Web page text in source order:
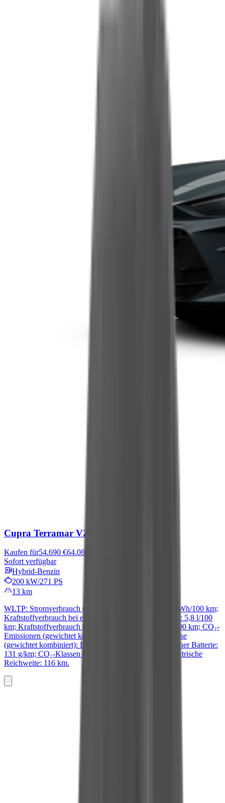
Cupra Terramar VZ
Kaufen für54.690 €64.085 €
Sofort verfügbar
Hybrid-Benzin
200 kW/271 PS
13 km
WLTP: Stromverbrauch (gewichtet kombiniert): 13,9 kWh/100 km;
Kraftstoffverbrauch bei entladener Batterie (kombiniert): 5,8 l/100
km; Kraftstoffverbrauch (gewichtet kombiniert): 1,7 l/100 km; CO₂-
Emissionen (gewichtet kombiniert): 38 g/km; CO₂-Klasse
(gewichtet kombiniert): B; CO₂-Emissionen bei entladener Batterie:
131 g/km; CO₂-Klassen bei entladener Batterie: D; Elektrische
Reichweite: 116 km.